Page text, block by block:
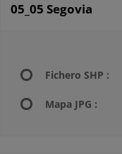
05_05 Segovia
Fichero SHP :
Mapa JPG :